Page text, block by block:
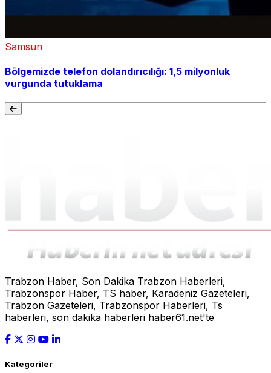
Samsun
Bölgemizde telefon dolandırıcılığı: 1,5 milyonluk
vurgunda tutuklama
Trabzon Haber, Son Dakika Trabzon Haberleri,
Trabzonspor Haber, TS haber, Karadeniz Gazeteleri,
Trabzon Gazeteleri, Trabzonspor Haberleri, Ts
haberleri, son dakika haberleri haber61.net'te
Kategoriler